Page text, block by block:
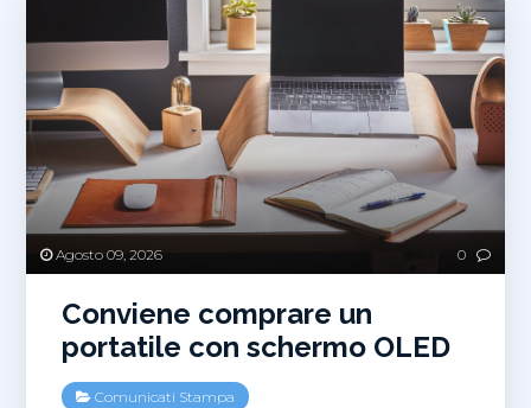
in
Germania!
Agosto 09, 2026 0
Conviene comprare un
portatile con schermo OLED
Comunicati Stampa